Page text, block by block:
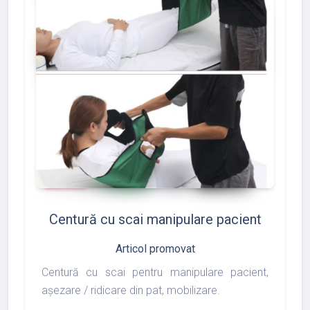
86favorite thumb_up 97shopping_basket
Centură cu scai manipulare pacient
Articol promovat
Centură cu scai pentru manipulare pacient,
așezare / ridicare din pat, mobilizare.